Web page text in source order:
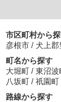
市区町村から
彦根市 / 犬上
町名から探す
大堀町 / 東沼波
八坂町 / 祇園町
路線から探す